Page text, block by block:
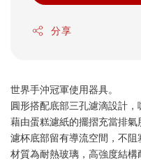
分享
世界手沖冠軍使用器具。
圓形搭配底部三孔濾滴設計，
藉由蛋糕濾紙的擺摺充當排氣
濾杯底部留有導流空間，不阻
材質為耐熱玻璃，高強度結構